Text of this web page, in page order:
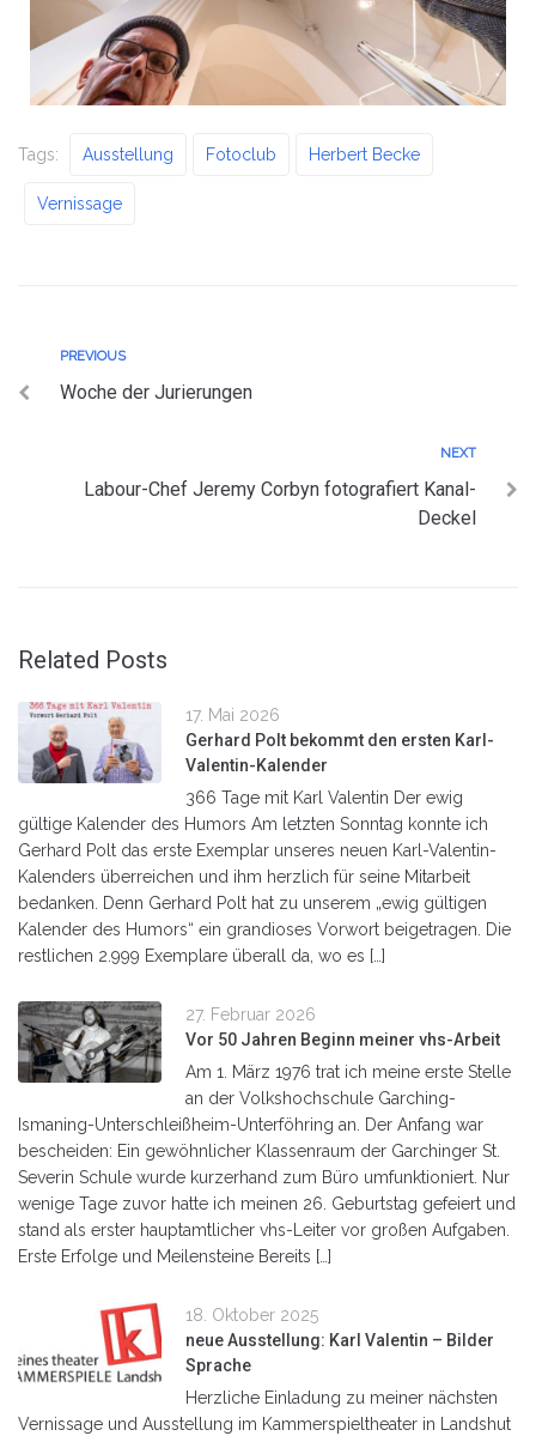
Tags: Ausstellung Fotoclub Herbert Becke
Vernissage
PREVIOUS
Woche der Jurierungen
NEXT
Labour-Chef Jeremy Corbyn fotografiert Kanal-
Deckel
Related Posts
17. Mai 2026
Gerhard Polt bekommt den ersten Karl-
Valentin-Kalender
366 Tage mit Karl Valentin Der ewig
gültige Kalender des Humors Am letzten Sonntag konnte ich
Gerhard Polt das erste Exemplar unseres neuen Karl-Valentin-
Kalenders überreichen und ihm herzlich für seine Mitarbeit
bedanken. Denn Gerhard Polt hat zu unserem „ewig gültigen
Kalender des Humors“ ein grandioses Vorwort beigetragen. Die
restlichen 2.999 Exemplare überall da, wo es […]
27. Februar 2026
Vor 50 Jahren Beginn meiner vhs-Arbeit
Am 1. März 1976 trat ich meine erste Stelle
an der Volkshochschule Garching-
Ismaning-Unterschleißheim-Unterföhring an. Der Anfang war
bescheiden: Ein gewöhnlicher Klassenraum der Garchinger St.
Severin Schule wurde kurzerhand zum Büro umfunktioniert. Nur
wenige Tage zuvor hatte ich meinen 26. Geburtstag gefeiert und
stand als erster hauptamtlicher vhs-Leiter vor großen Aufgaben.
Erste Erfolge und Meilensteine Bereits […]
18. Oktober 2025
neue Ausstellung: Karl Valentin – Bilder
Sprache
Herzliche Einladung zu meiner nächsten
Vernissage und Ausstellung im Kammerspieltheater in Landshut